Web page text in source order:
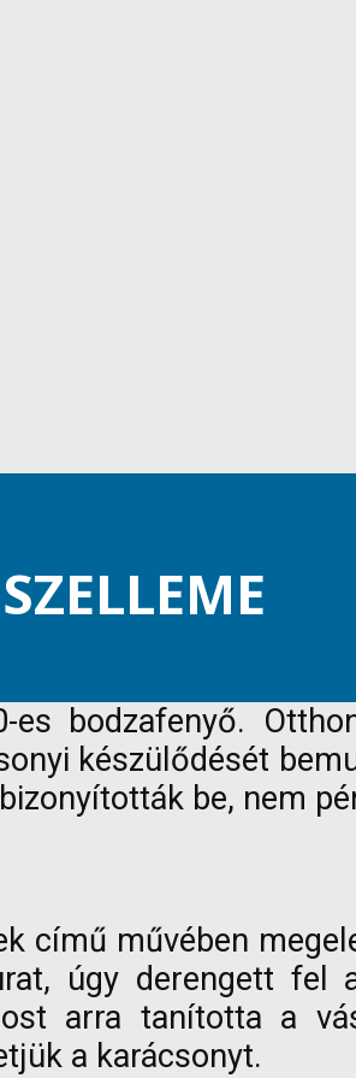
bodzafenyő.
készülődését
be, nem
című művében
úgy derengett
arra tanította a
a karácsonyt.